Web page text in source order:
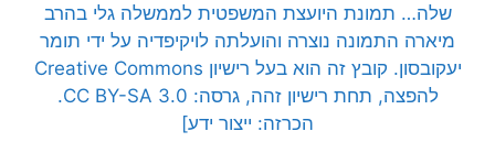
שלה… תמונת היועצת המשפטית לממשלה גלי בהרב
מיארה התמונה נוצרה והועלתה לויקיפדיה על ידי תומר
יעקובסון. קובץ זה הוא בעל רישיון Creative Commons
להפצה, תחת רישיון זהה, גרסה: CC BY-SA 3.0.
הכרזה: ייצור ידע]